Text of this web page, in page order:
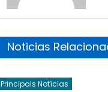
Noticias
Principais Notícias